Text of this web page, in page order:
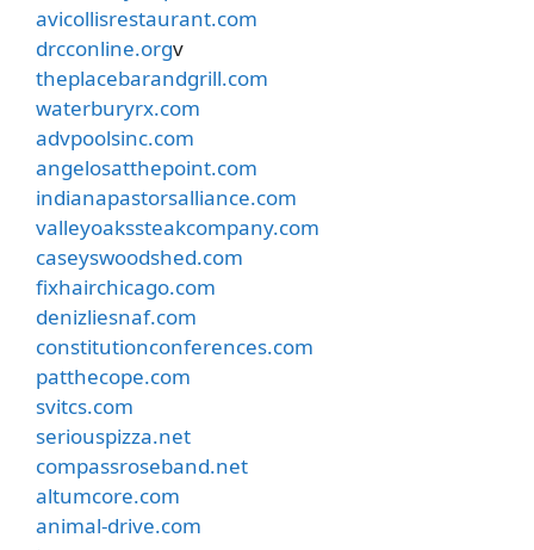
avicollisrestaurant.com
drcconline.orgv
theplacebarandgrill.com
waterburyrx.com
advpoolsinc.com
angelosatthepoint.com
indianapastorsalliance.com
valleyoakssteakcompany.com
caseyswoodshed.com
fixhairchicago.com
denizliesnaf.com
constitutionconferences.com
patthecope.com
svitcs.com
seriouspizza.net
compassroseband.net
altumcore.com
animal-drive.com